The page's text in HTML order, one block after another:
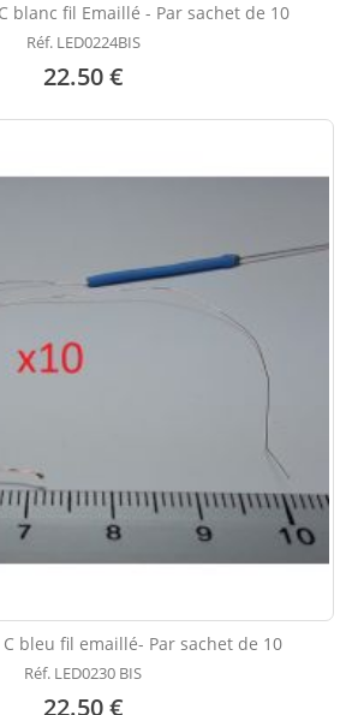
blanc fil Emaillé - Par sachet de 10
Réf. LED0224BIS
22.50 €
bleu fil emaillé- Par sachet de 10
Réf. LED0230 BIS
22.50 €